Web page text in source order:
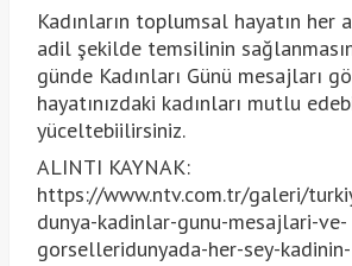
Kadınların toplumsal hayatın her
adil şekilde temsilinin
günde Kadınları Günü mesajları
hayatınızdaki kadınları mutlu
yüceltebiilirsiniz.
ALINTI KAYNAK:
https://www.ntv.com.tr/galeri/
dunya-kadinlar-gunu-mesajlari-ve-
gorselleridunyada-her-sey-kadinin-